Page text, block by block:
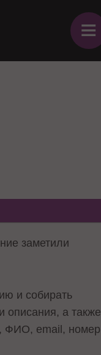
≡
заметили
и собирать
описания, а также
ФИО, email, номер